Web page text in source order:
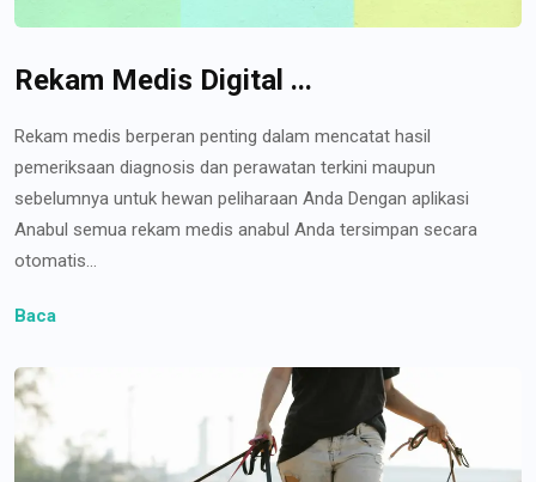
Rekam Medis Digital ...
Rekam medis berperan penting dalam mencatat hasil
pemeriksaan diagnosis dan perawatan terkini maupun
sebelumnya untuk hewan peliharaan Anda Dengan aplikasi
Anabul semua rekam medis anabul Anda tersimpan secara
otomatis...
Baca